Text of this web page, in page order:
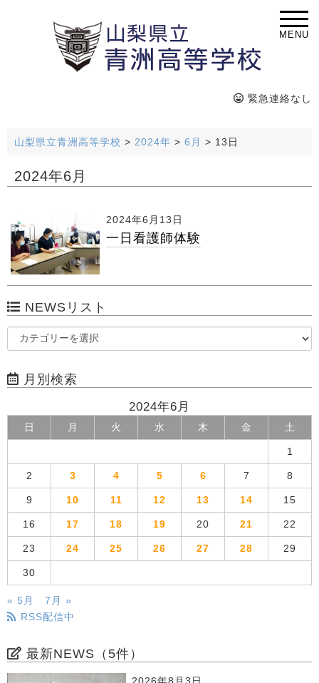
MENU
緊急連絡なし
山梨県立青洲高等学校 > 2024年 > 6月 > 13日
2024年6月
2024年6月13日
一日看護師体験
NEWSリスト
月別検索
2024年6月
日 月 火 水 木 金 土
1
2 3 4 5 6 7 8
9 10 11 12 13 14 15
16 17 18 19 20 21 22
23 24 25 26 27 28 29
30
« 5月
7月 »
RSS配信中
最新NEWS（5件）
2026年8月3日